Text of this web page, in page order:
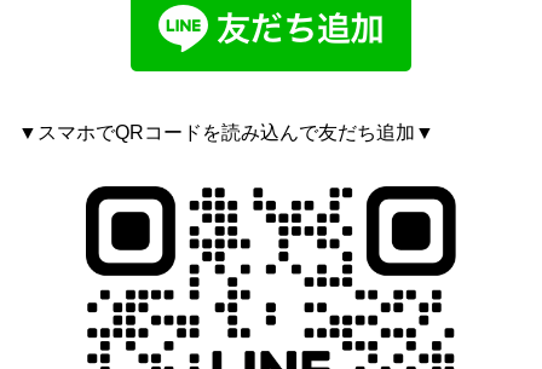
▼スマホでQRコードを読み込んで友だち追加▼